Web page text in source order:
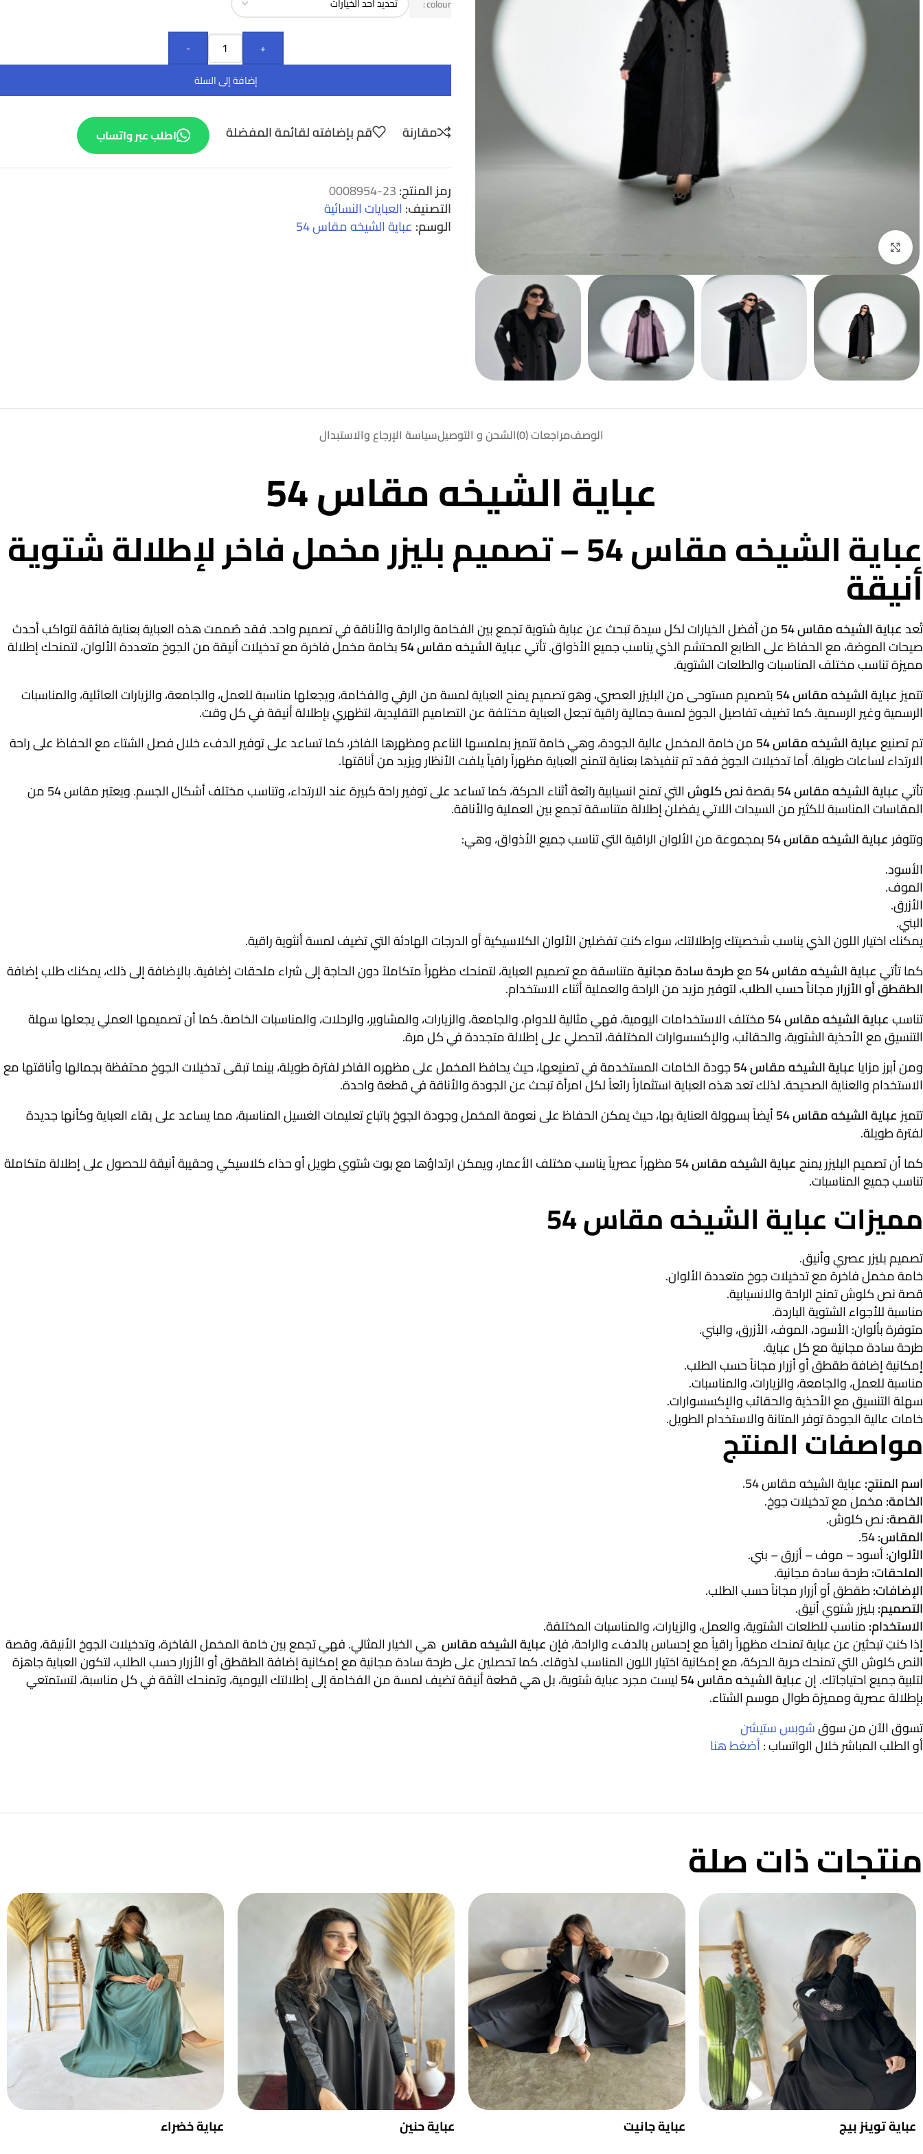
colour
-
+
إضافة إلى السلة
مقارنة قم بإضافته لقائمة المفضلة اطلب عبر واتساب
رمز المنتج:23-0008954
التصنيف: العبايات النسائية
الوسم: عباية الشيخه مقاس 54
الوصفمراجعات (0) الشحن و التوصيلسياسة الإرجاع والاستبدال
عباية الشيخه مقاس 54
عباية الشيخه مقاس 54 – تصميم بليزر مخمل فاخر لإطلالة شتوية
أنيقة
تُعدعباية الشيخه مقاس 54 من أفضل الخيارات لكل سيدة تبحث عن عباية شتوية تجمع بين الفخامة والراحة والأناقة في تصميم واحد. فقد صُممت هذه العباية بعناية فائقة لتواكب أحدث
صيحات الموضة، مع الحفاظ على الطابع المحتشم الذي يناسب جميع الأذواق. تأتيعباية الشيخه مقاس 54 بخامة مخمل فاخرة مع تدخيلات أنيقة من الجوخ متعددة الألوان، لتمنحك إطلالة
مميزة تناسب مختلف المناسبات والطلعات الشتوية.
تتميزعباية الشيخه مقاس 54 بتصميم مستوحى من البليزر العصري، وهو تصميم يمنح العباية لمسة من الرقي والفخامة، ويجعلها مناسبة للعمل، والجامعة، والزيارات العائلية، والمناسبات
الرسمية وغير الرسمية. كما تضيف تفاصيل الجوخ لمسة جمالية راقية تجعل العباية مختلفة عن التصاميم التقليدية، لتظهري بإطلالة أنيقة في كل وقت.
تم تصنيععباية الشيخه مقاس 54 من خامة المخمل عالية الجودة، وهي خامة تتميز بملمسها الناعم ومظهرها الفاخر، كما تساعد على توفير الدفء خلال فصل الشتاء مع الحفاظ على راحة
الارتداء لساعات طويلة. أما تدخيلات الجوخ فقد تم تنفيذها بعناية لتمنح العباية مظهراً راقياً يلفت الأنظار ويزيد من أناقتها.
تأتيعباية الشيخه مقاس 54 بقصةنص كلوش التي تمنح انسيابية رائعة أثناء الحركة، كما تساعد على توفير راحة كبيرة عند الارتداء، وتناسب مختلف أشكال الجسم. ويعتبر مقاس 54 من
المقاسات المناسبة للكثير من السيدات اللاتي يفضلن إطلالة متناسقة تجمع بين العملية والأناقة.
وتتوفرعباية الشيخه مقاس 54
بمجموعة من الألوان الراقية التي تناسب جميع الأذواق، وهي:
الأسود.
الموف.
الأزرق.
البني.
يمكنك اختيار اللون الذي يناسب شخصيتك وإطلالتك، سواء كنتِ تفضلين الألوان الكلاسيكية أو الدرجات الهادئة التي تضيف لمسة أنثوية راقية.
كما تأتيعباية الشيخه مقاس 54 معطرحة سادة مجانيةمتناسقة مع تصميم العباية، لتمنحك مظهراً متكاملاً دون الحاجة إلى شراء ملحقات إضافية. بالإضافة إلى ذلك، يمكنك طلب إضافة
الطقطق أو الأزرار مجاناً حسب الطلب، لتوفير مزيد من الراحة والعملية أثناء الاستخدام.
تناسبعباية الشيخه مقاس 54 مختلف الاستخدامات اليومية، فهي مثالية للدوام، والجامعة، والزيارات، والمشاوير، والرحلات، والمناسبات الخاصة. كما أن تصميمها العملي يجعلها سهلة
التنسيق مع الأحذية الشتوية، والحقائب، والإكسسوارات المختلفة، لتحصلي على إطلالة متجددة في كل مرة.
ومن أبرز مزايا عباية الشيخه مقاس 54 جودة الخامات المستخدمة في تصنيعها، حيث يحافظ المخمل على مظهره الفاخر لفترة طويلة، بينما تبقى تدخيلات الجوخ محتفظة بجمالها وأناقتها مع
الاستخدام والعناية الصحيحة. لذلك تعد هذه العباية استثماراً رائعاً لكل امرأة تبحث عن الجودة والأناقة في قطعة واحدة.
تتميزعباية الشيخه مقاس 54 أيضاً بسهولة العناية بها، حيث يمكن الحفاظ على نعومة المخمل وجودة الجوخ باتباع تعليمات الغسيل المناسبة، مما يساعد على بقاء العباية وكأنها جديدة
لفترة طويلة.
كما أن تصميم البليزر يمنحعباية الشيخه مقاس 54 مظهراً عصرياً يناسب مختلف الأعمار، ويمكن ارتداؤها مع بوت شتوي طويل أو حذاء كلاسيكي وحقيبة أنيقة للحصول على إطلالة متكاملة
تناسب جميع المناسبات.
مميزات عباية الشيخه مقاس 54
تصميم بليزر عصري وأنيق.
خامة مخمل فاخرة مع تدخيلات جوخ متعددة الألوان.
قصة نص كلوش تمنح الراحة والانسيابية.
مناسبة للأجواء الشتوية الباردة.
متوفرة بألوان: الأسود، الموف، الأزرق، والبني.
طرحة سادة مجانية مع كل عباية.
إمكانية إضافة طقطق أو أزرار مجاناً حسب الطلب.
مناسبة للعمل، والجامعة، والزيارات، والمناسبات.
سهلة التنسيق مع الأحذية والحقائب والإكسسوارات.
خامات عالية الجودة توفر المتانة والاستخدام الطويل.
مواصفات المنتج
اسم المنتج:عباية الشيخه مقاس 54.
الخامة:مخمل مع تدخيلات جوخ.
القصة:نص كلوش.
المقاس:
الألوان:أسود – موف – أزرق – بني.
الملحقات:طرحة سادة مجانية.
الإضافات:طقطق أو أزرار مجاناً حسب الطلب.
التصميم:بليزر شتوي أنيق.
الاستخدام:مناسب للطلعات الشتوية، والعمل، والزيارات، والمناسبات المختلفة.
إذا كنتِ تبحثين عن عباية تمنحك مظهراً راقياً مع إحساس بالدفء والراحة، فإنعباية الشيخه مقاس هي الخيار المثالي. فهي تجمع بين خامة المخمل الفاخرة، وتدخيلات الجوخ الأنيقة، وقصة
النص كلوش التي تمنحك حرية الحركة، مع إمكانية اختيار اللون المناسب لذوقك. كما تحصلين على طرحة سادة مجانية مع إمكانية إضافة الطقطق أو الأزرار حسب الطلب، لتكون العباية جاهزة
لتلبية جميع احتياجاتك. إنعباية الشيخه مقاس 54 ليست مجرد عباية شتوية، بل هي قطعة أنيقة تضيف لمسة من الفخامة إلى إطلالتك اليومية، وتمنحك الثقة في كل مناسبة، لتستمتعي
بإطلالة عصرية ومميزة طوال موسم الشتاء.
تسوق الآن من سوقشوبس ستيشن
أو الطلب المباشر خلال الواتساب :أضغط هنا
منتجات ذات صلة
عباية توينز بيج عباية جانيت عباية حنين عباية خضراء